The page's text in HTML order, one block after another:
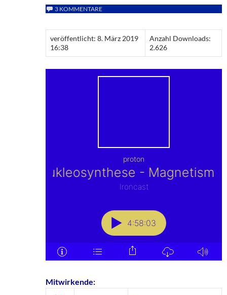
3 KOMMENTARE
veröffentlicht: 8. März 2019
16:38
Anzahl Downloads:
2.626
Mitwirkende: